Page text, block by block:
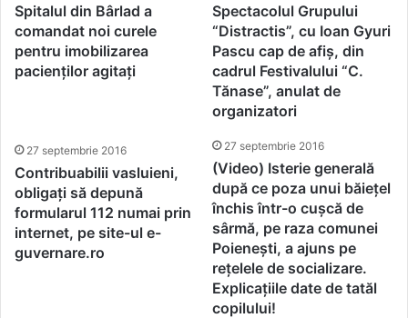
Spitalul din Bârlad a
comandat noi curele
pentru imobilizarea
pacienților agitați
Spectacolul Grupului
“Distractis”, cu Ioan Gyuri
Pascu cap de afiș, din
cadrul Festivalului “C.
Tănase”, anulat de
organizatori
27 septembrie 2016
Contribuabilii vasluieni,
obligați să depună
formularul 112 numai prin
internet, pe site-ul e-
guvernare.ro
27 septembrie 2016
(Video) Isterie generală
după ce poza unui băiețel
închis într-o cușcă de
sârmă, pe raza comunei
Poienești, a ajuns pe
rețelele de socializare.
Explicațiile date de tatăl
copilului!